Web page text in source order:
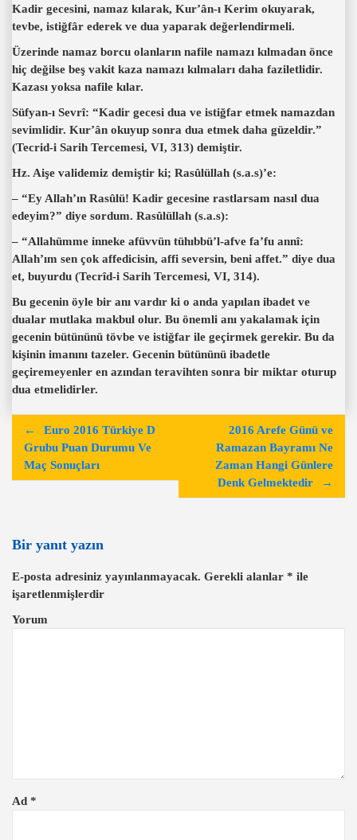
Kadir gecesini, namaz kılarak, Kur’ân-ı Kerim okuyarak,
tevbe, istiğfâr ederek ve dua yaparak değerlendirmeli.
Üzerinde namaz borcu olanların nafile namazı kılmadan önce
hiç değilse beş vakit kaza namazı kılmaları daha faziletlidir.
Kazası yoksa nafile kılar.
Süfyan-ı Sevrî: “Kadir gecesi dua ve istiğfar etmek namazdan
sevimlidir. Kur’ân okuyup sonra dua etmek daha güzeldir.”
(Tecrid-i Sarih Tercemesi, VI, 313) demiştir.
Hz. Aişe validemiz demiştir ki; Rasûlüllah (s.a.s)’e:
– “Ey Allah’ın Rasûlü! Kadir gecesine rastlarsam nasıl dua
edeyim?” diye sordum. Rasûlüllah (s.a.s):
– “Allahümme inneke afüvvün tühıbbü’l-afve fa’fu annî:
Allah’ım sen çok affedicisin, affi seversin, beni affet.” diye dua
et, buyurdu (Tecrîd-i Sarih Tercemesi, VI, 314).
Bu gecenin öyle bir anı vardır ki o anda yapılan ibadet ve
dualar mutlaka makbul olur. Bu önemli anı yakalamak için
gecenin bütününü tövbe ve istiğfar ile geçirmek gerekir. Bu da
kişinin imanını tazeler. Gecenin bütününü ibadetle
geçiremeyenler en azından teravihten sonra bir miktar oturup
dua etmelidirler.
e
z
i
n
Euro 2016 Türkiye D
Grubu Puan Durumu Ve
Maç Sonuçları
2016 Arefe Günü ve
Ramazan Bayramı Ne
Zaman Hangi Günlere
Denk Gelmektedir
Bir yanıt yazın
E-posta adresiniz yayınlanmayacak. Gerekli alanlar * ile
işaretlenmişlerdir
Yorum
Ad *